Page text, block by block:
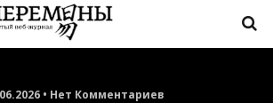
• Нет Комментариев